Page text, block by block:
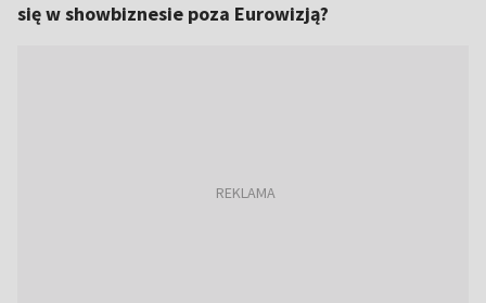
się w showbiznesie poza Eurowizją?